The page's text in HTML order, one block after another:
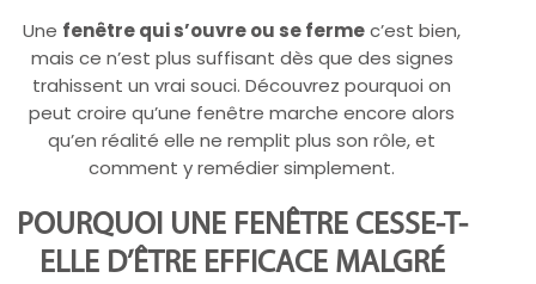
Une fenêtre qui s’ouvre ou se fermec’est bien,
mais ce n’est plus suffisant dès que des signes
trahissent un vrai souci. Découvrez pourquoi on
peut croire qu’une fenêtre marche encore alors
qu’en réalité elle ne remplit plus son rôle, et
comment y remédier simplement.
POURQUOI UNE FENÊTRE CESSE-T-
ELLE D’ÊTRE EFFICACE MALGRÉ